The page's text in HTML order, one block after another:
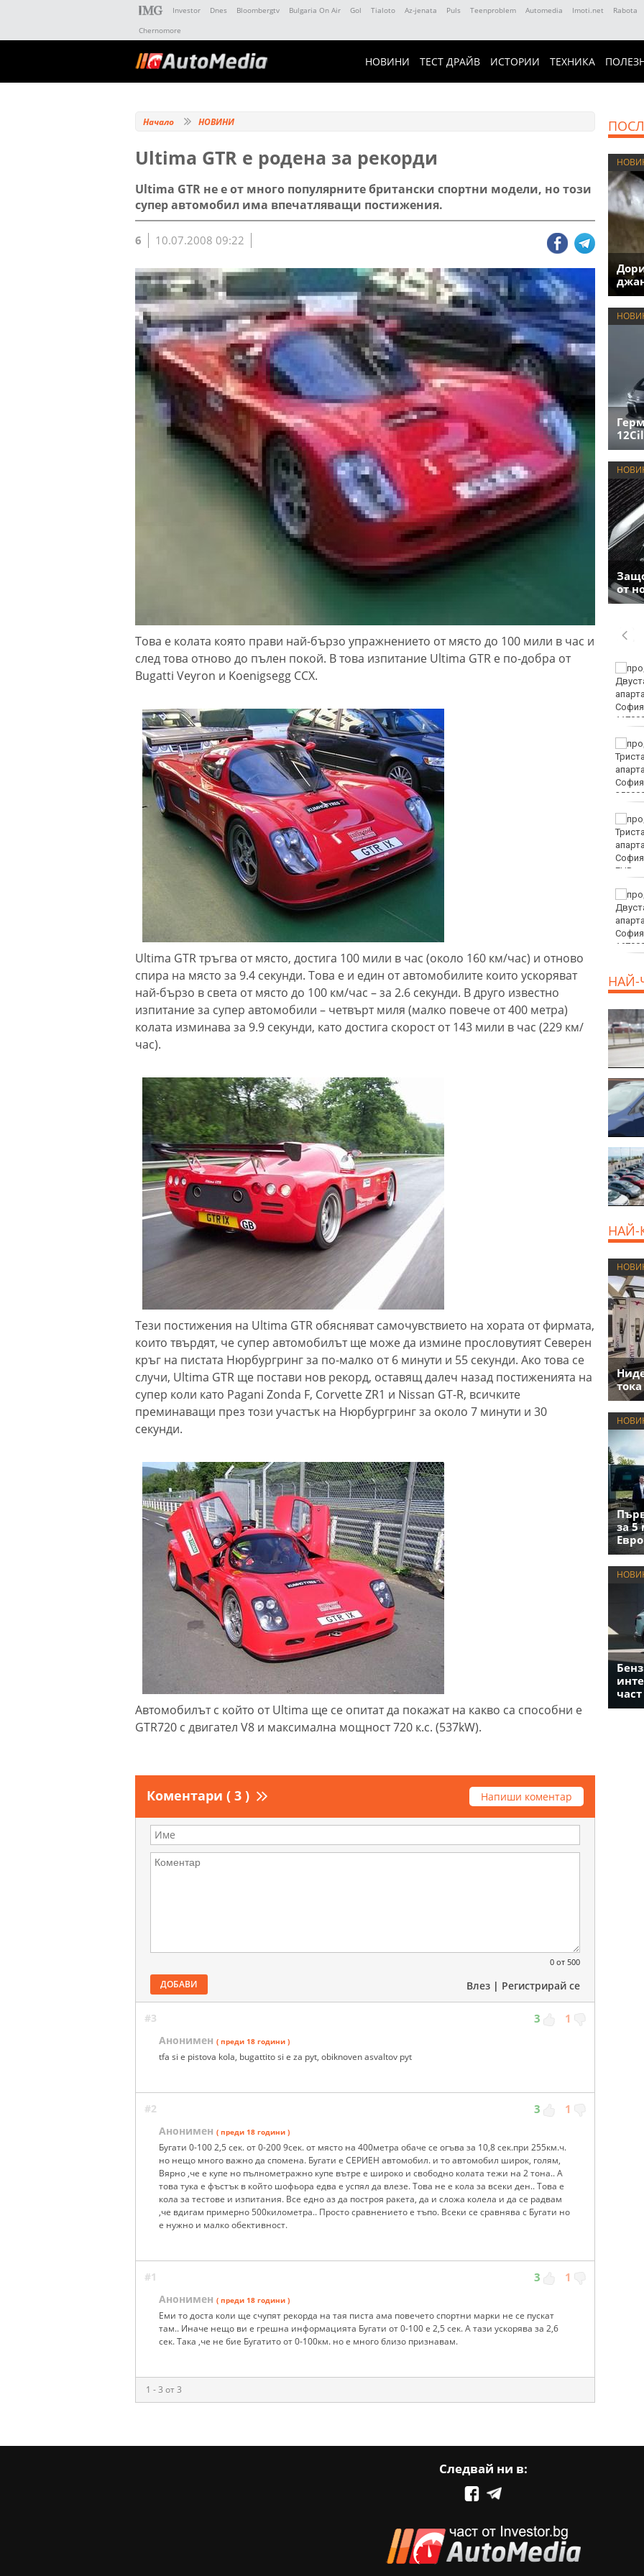
Investor Dnes Bloombergtv Bulgaria On Air Gol Tialoto Az-jenata Puls Teenproblem Automedia Imoti.net Rabota
Chernomore
НОВИНИ ТЕСТ ДРАЙВ ИСТОРИИ ТЕХНИКА
Начало НОВИНИ
Ultima GTR е родена за рекорди
Ultima GTR не е от много популярните британски спортни модели, но този
супер автомобил има впечатляващи постижения.
6 10.07.2008 09:22
Това е колата която прави най-бързо упражнението от място до 100 мили в час и
след това отново до пълен покой. В това изпитание Ultima GTR е по-добра от
Bugatti Veyron и Koenigsegg CCX.
Ultima GTR тръгва от място, достига 100 мили в час (около 160 км/час) и отново
спира на място за 9.4 секунди. Това е и един от автомобилите които ускоряват
най-бързо в света от място до 100 км/час – за 2.6 секунди. В друго известно
изпитание за супер автомобили – четвърт миля (малко повече от 400 метра)
колата изминава за 9.9 секунди, като достига скорост от 143 мили в час (229 км/
час).
Тези постижения на Ultima GTR обясняват самочувствието на хората от фирмата,
които твърдят, че супер автомобилът ще може да измине прословутият Северен
кръг на пистата Нюрбургринг за по-малко от 6 минути и 55 секунди. Ако това се
случи, Ultima GTR ще постави нов рекорд, оставящ далеч назад постиженията на
супер коли като Pagani Zonda F, Corvette ZR1 и Nissan GT-R, всичките
преминаващи през този участък на Нюрбургринг за около 7 минути и 30
секунди.
Автомобилът с който от Ultima ще се опитат да покажат на какво са способни е
GTR720 с двигател V8 и максимална мощност 720 к.с. (537kW).
Коментари ( 3 ) Напиши коментар
0 от 500
ДОБАВИ Влез | Регистрирай се
#3 3 1
Анонимен ( преди 18 години )
tfa si e pistova kola, bugattito si e za pyt, obiknoven asvaltov pyt
#2 3 1
Анонимен ( преди 18 години )
Бугати 0-100 2,5 сек. от 0-200 9сек. от място на 400метра обаче се огъва за 10,8 сек.при 255км.ч.
но нещо много важно да спомена. Бугати е СЕРИЕН автомобил. и то автомобил широк, голям,
Вярно ,че е купе но пълнометражно купе вътре е широко и свободно колата тежи на 2 тона.. А
това тука е фъстък в който шофьора едва е успял да влезе. Това не е кола за всеки ден.. Това е
кола за тестове и изпитания. Все едно аз да построя ракета, да и сложа колела и да се радвам
,че вдигам примерно 500километра.. Просто сравнението е тъпо. Всеки се сравнява с Бугати но
е нужно и малко обективност.
#1 3 1
Анонимен ( преди 18 години )
Еми то доста коли ще счупят рекорда на тая писта ама повечето спортни марки не се пускат
там.. Иначе нещо ви е грешна информацията Бугати от 0-100 е 2,5 сек. А тази ускорява за 2,6
сек. Така ,че не бие Бугатито от 0-100км. но е много близо признавам.
1 - 3 от 3
от
Винисиус Жуниор
EUR
800
НАЙ-
НАЙ-
за 5
част
Следвай ни в: